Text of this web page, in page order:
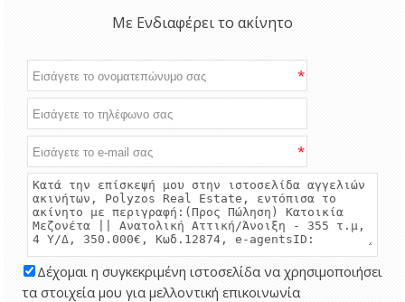
Με Ενδιαφέρει το ακίνητο
*
*
Δέχομαι η συγκεκριμένη ιστοσελίδα να χρησιμοποιήσει
τα στοιχεία μου για μελλοντική επικοινωνία